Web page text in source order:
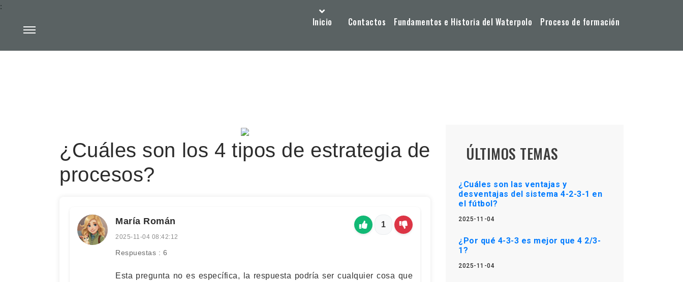
Inicio Contactos Fundamentos e Historia del Waterpolo Proceso de formación
:
¿Cuáles son los 4 tipos de estrategia de
procesos?
María Román
2025-11-04 08:42:12
Respuestas : 6
1
Esta pregunta no es específica, la respuesta podría ser cualquier cosa que
ÚLTIMOS TEMAS
¿Cuáles son las ventajas y
desventajas del sistema 4-2-3-1 en
el fútbol?
2025-11-04
¿Por qué 4-3-3 es mejor que 4 2/3-
1?
2025-11-04